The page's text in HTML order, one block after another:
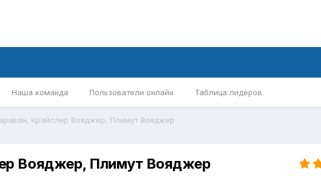
Наша команда Пользователи онлайн Таблица лидеров
Крайслер Вояджер, Плимут Вояджер
Вояджер, Плимут Вояджер